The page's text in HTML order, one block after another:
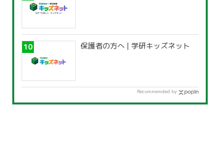
保護者の方へ | 学研キッズネット
Recommended by